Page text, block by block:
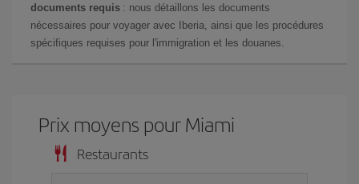
documents requis : nous détaillons les documents
nécessaires pour voyager avec Iberia, ainsi que les procédures
spécifiques requises pour l'immigration et les douanes.
Prix ​​moyens pour Miami
Restaurants